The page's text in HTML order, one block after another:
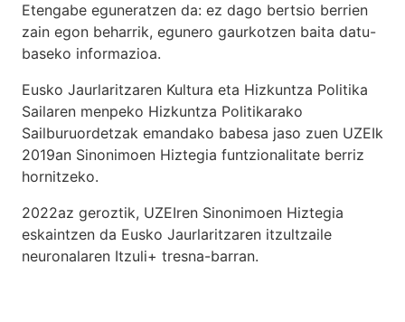
Etengabe eguneratzen da: ez dago bertsio berrien
zain egon beharrik, egunero gaurkotzen baita datu-
baseko informazioa.
Eusko Jaurlaritzaren Kultura eta Hizkuntza Politika
Sailaren menpeko Hizkuntza Politikarako
Sailburuordetzak emandako babesa jaso zuen UZEIk
2019an Sinonimoen Hiztegia funtzionalitate berriz
hornitzeko.
2022az geroztik, UZEIren Sinonimoen Hiztegia
eskaintzen da Eusko Jaurlaritzaren itzultzaile
neuronalaren Itzuli+ tresna-barran.